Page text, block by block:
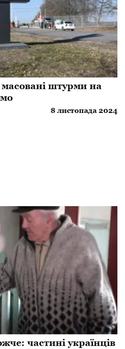
штурми на
8 листопада 2024
частині українців